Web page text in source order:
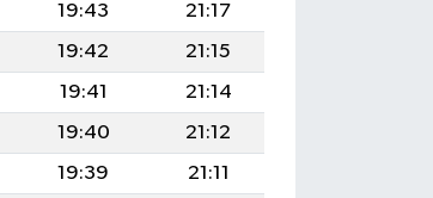
19:43
21:17
19:42
21:15
19:41
21:14
19:40
21:12
19:39
21:11